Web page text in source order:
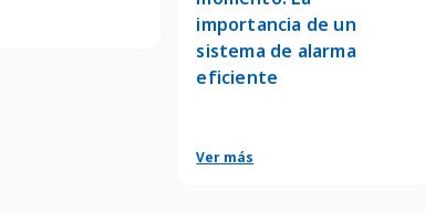
importancia de un
sistema de alarma
eficiente
Ver más